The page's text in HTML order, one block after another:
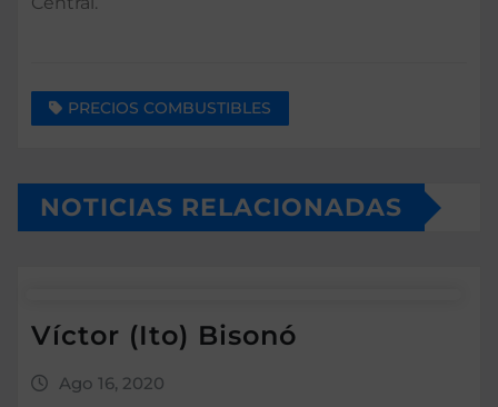
PRECIOS COMBUSTIBLES
NOTICIAS RELACIONADAS
Víctor (Ito) Bisonó
Ago 16, 2020